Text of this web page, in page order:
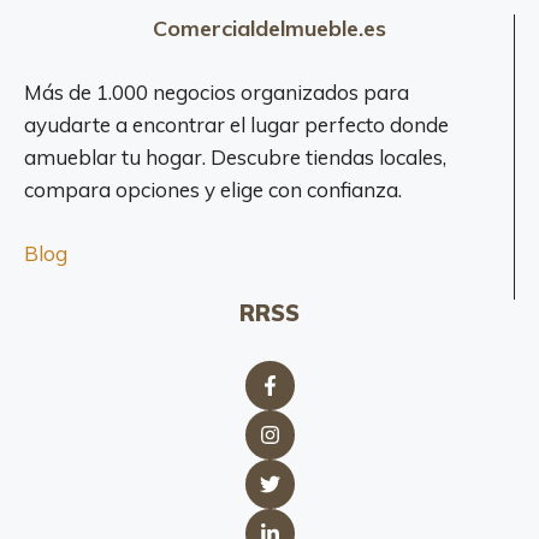
Comercialdelmueble.es
Más de 1.000 negocios organizados para
ayudarte a encontrar el lugar perfecto donde
amueblar tu hogar. Descubre tiendas locales,
compara opciones y elige con confianza.
Blog
RRSS